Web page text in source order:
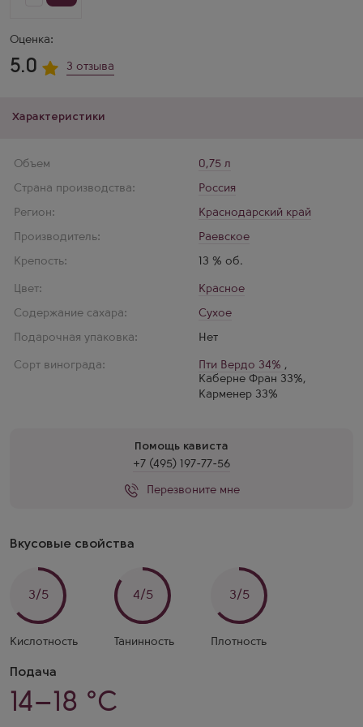
Оценка:
5.0 3 отзыва
Характеристики
Объем
0,75 л
Страна производства:
Россия
Регион:
Краснодарский край
Производитель:
Раевское
Крепость:
13 % об.
Цвет:
Красное
Содержание сахара:
Сухое
Подарочная упаковка:
Нет
Сорт винограда: Пти Вердо 34%,
Каберне Фран 33%,
Карменер 33%
Помощь кависта
+7 (495) 197-77-56
Перезвоните мне
это
искусство
вкуса.
его
попробовать.
Подача
14–18 °C
Вкусовые свойства
3/5
Кислотность
4/5
Танинность
3/5
Плотность